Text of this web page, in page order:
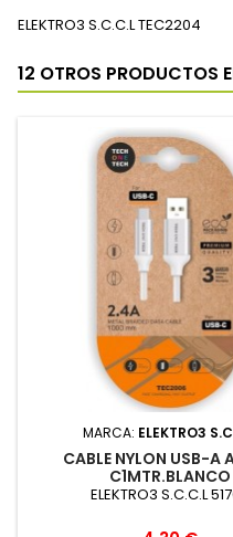
ELEKTRO3 S.C.C.L TEC2204
12 OTROS PRODUCTOS
MARCA: ELEKTRO3
CABLE NYLON USB-A
C1MTR.BLANCO
ELEKTRO3 S.C.C.L